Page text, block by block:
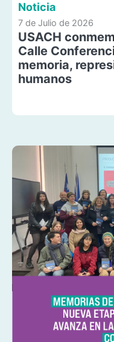
Noticia
7 de Julio de 2026
USACH
Calle
memoria,
humanos